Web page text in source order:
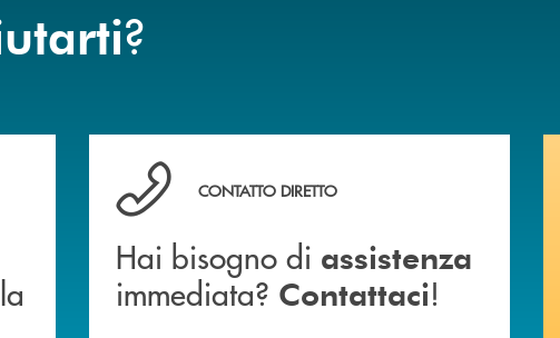
?
banca. Hai bisogno di assistenza immediata? Contattaci !
CONTATTO DIRETTO
Hai bisogno di assistenza
immediata? Contattaci!